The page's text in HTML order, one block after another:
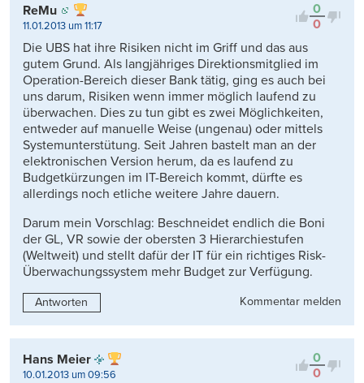
0
0
ReMu
11.01.2013 um 11:17
Die UBS hat ihre Risiken nicht im Griff und das aus
gutem Grund. Als langjähriges Direktionsmitglied im
Operation-Bereich dieser Bank tätig, ging es auch bei
uns darum, Risiken wenn immer möglich laufend zu
überwachen. Dies zu tun gibt es zwei Möglichkeiten,
entweder auf manuelle Weise (ungenau) oder mittels
Systemunterstütung. Seit Jahren bastelt man an der
elektronischen Version herum, da es laufend zu
Budgetkürzungen im IT-Bereich kommt, dürfte es
allerdings noch etliche weitere Jahre dauern.
Darum mein Vorschlag: Beschneidet endlich die Boni
der GL, VR sowie der obersten 3 Hierarchiestufen
(Weltweit) und stellt dafür der IT für ein richtiges Risk-
Überwachungssystem mehr Budget zur Verfügung.
Antworten Kommentar melden
0
0
Hans Meier
10.01.2013 um 09:56